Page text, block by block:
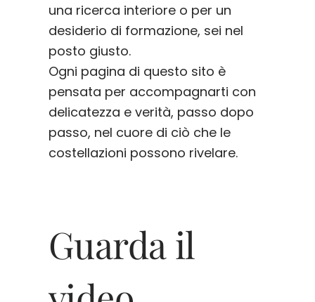
una ricerca interiore o per un
desiderio di formazione, sei nel
posto giusto.
Ogni pagina di questo sito è
pensata per accompagnarti con
delicatezza e verità, passo dopo
passo, nel cuore di ciò che le
costellazioni possono rivelare.
Guarda il